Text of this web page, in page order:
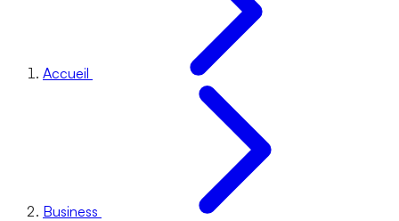
Accueil
Business